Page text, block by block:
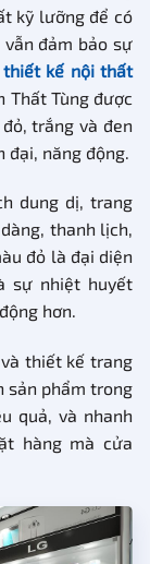
kỹ lưỡng để có
đảm bảo sự
thiết kế nội thất
Thất Tùng được
trắng và đen
năng động.
dung dị, trang
thanh lịch,
đỏ là đại diện
sự nhiệt huyết
hơn.
thiết kế trang
sản phẩm trong
quả, và nhanh
hàng mà cửa